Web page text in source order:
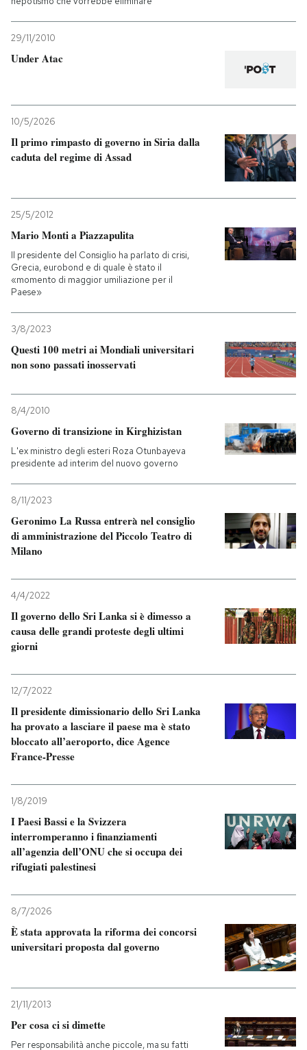
Entra
29/11/2010
Under Atac
10/5/2026
Il primo rimpasto di governo in Siria dalla
caduta del regime di Assad
25/5/2012
Mario Monti a Piazzapulita
Il presidente del Consiglio ha parlato di crisi,
Grecia, eurobond e di quale è stato il
«momento di maggior umiliazione per il
Paese»
3/8/2023
Questi 100 metri ai Mondiali universitari
non sono passati inosservati
8/4/2010
Governo di transizione in Kirghizistan
L'ex ministro degli esteri Roza Otunbayeva
presidente ad interim del nuovo governo
8/11/2023
Geronimo La Russa entrerà nel consiglio
di amministrazione del Piccolo Teatro di
Milano
4/4/2022
Il governo dello Sri Lanka si è dimesso a
causa delle grandi proteste degli ultimi
giorni
12/7/2022
Il presidente dimissionario dello Sri Lanka
ha provato a lasciare il paese ma è stato
bloccato all’aeroporto, dice Agence
France-Presse
1/8/2019
I Paesi Bassi e la Svizzera
interromperanno i finanziamenti
all’agenzia dell’ONU che si occupa dei
rifugiati palestinesi
8/7/2026
È stata approvata la riforma dei concorsi
universitari proposta dal governo
21/11/2013
Per cosa ci si dimette
Per responsabilità anche piccole, ma su fatti